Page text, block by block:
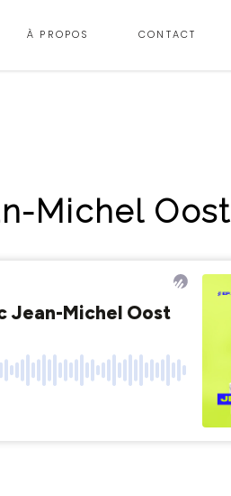
À PROPOS CONTACT
Michel Oost